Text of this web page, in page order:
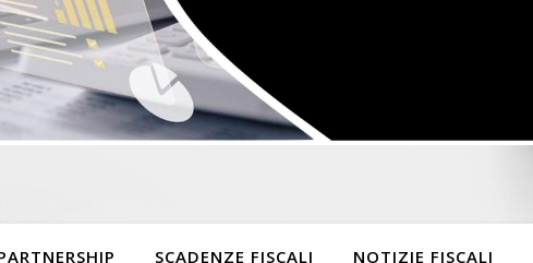
SCADENZE FISCALI NOTIZIE FISCALI